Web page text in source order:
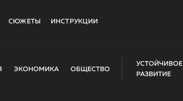
СЮЖЕТЫ ИНСТРУКЦИИ
ЭКОНОМИКА ОБЩЕСТВО
УСТОЙЧИВОЕ
РАЗВИТИЕ